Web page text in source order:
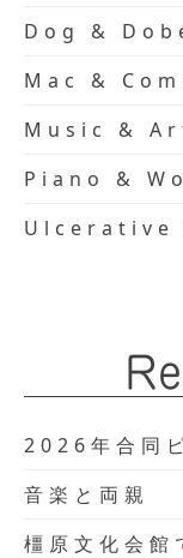
Dog &
Mac &
Music &
Piano &
2026年合同
音楽と両親
橿原文化会館